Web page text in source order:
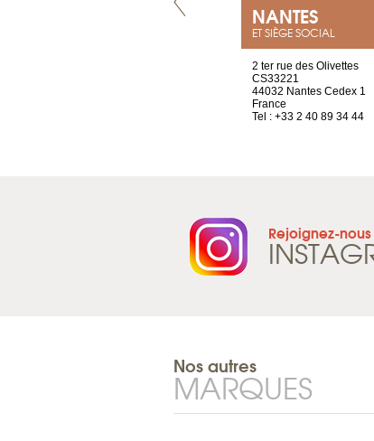
NANTES
ET SIÈGE SOCIAL
2 ter rue des Olivettes
CS33221
44032 Nantes Cedex 1
France
Tel : +33 2 40 89 34 44
Rejoignez-nous
Nos autres
MARQUES